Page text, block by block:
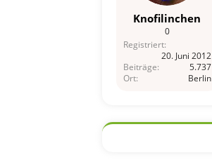
Knofilinchen
0
Registriert
20. Juni 2012
Beiträge
5.737
Ort
Berlin